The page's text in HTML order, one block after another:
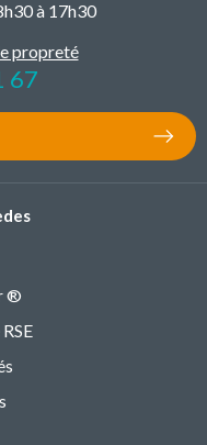
à 17h30
propreté
67
®